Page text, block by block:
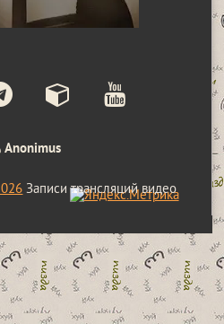
Anonimus
Записи трансляций видео